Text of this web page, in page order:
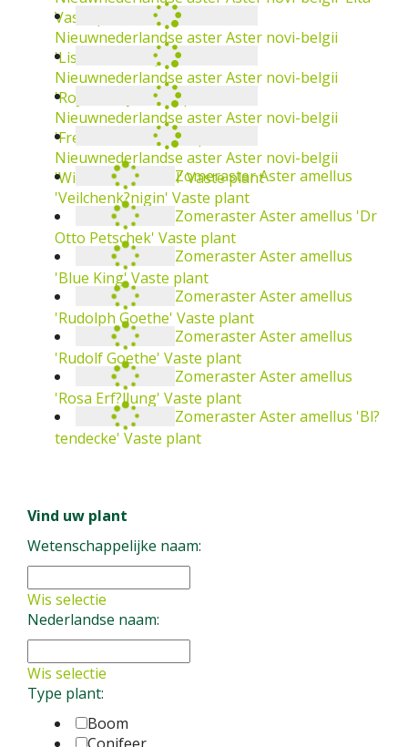
Nieuwnederlandse aster
Aster novi-belgii
'Mount Everest'Vaste plant
Nieuwnederlandse aster Aster novi-belgii
'Fellowship'
Vaste plant
Nieuwnederlandse asterAster novi-belgii
'Schalkwijk'
Vaste plant
Nieuwnederlandse aster Aster novi-belgii 'Elta'
Vaste plant
Nieuwnederlandse asterAster novi-belgii
'Lisette'
Vaste plant
Nieuwnederlandse aster
'Royal Ruby' Vaste plant
Nieuwnederlandse aster
'Freda Ballard'Vaste plant
Nieuwnederlandse aster
'Winston Churchill' Vaste plant
Zomeraster
Aster amellus 'Veilchenk?nigin'
Vaste plant
Zomeraster
Aster amellus 'Dr Otto
Petschek'Vaste plant
Zomeraster
Aster amellus 'Blue King' Vaste
plant
Zomeraster
Aster amellus 'Rudolph Goethe'
Vaste plant
Zomeraster
Aster amellus 'Rudolf Goethe'
Vaste plant
Zomeraster
Aster amellus 'Rosa Erf?llung'
Vaste plant
Zomeraster
Aster amellus 'Bl?tendecke'
Vaste plant
Vind uw plant
Wetenschappelijke naam:
Wis selectie
Nederlandse naam:
Wis selectie
Type plant:
Boom